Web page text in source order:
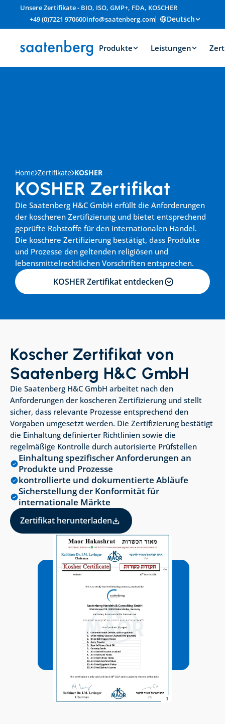
Unsere Zertifikate - BIO, ISO, GMP+, FDA, KOSCHER
+49 (0)7221 970600info@saatenberg.com Deutsch
Produkte Leistungen
Home Zertifikate KOSHER
KOSHER Zertifikat
Die Saatenberg H&C GmbH erfüllt die Anforderungen
der koscheren Zertifizierung und bietet entsprechend
geprüfte Rohstoffe für den internationalen Handel.
Die koschere Zertifizierung bestätigt, dass Produkte
und Prozesse den geltenden religiösen und
lebensmittelrechtlichen Vorschriften entsprechen.
KOSHER Zertifikat entdecken
Koscher Zertifikat von
Saatenberg H&C GmbH
Die Saatenberg H&C GmbH arbeitet nach den
Anforderungen der koscheren Zertifizierung und stellt
sicher, dass relevante Prozesse entsprechend den
Vorgaben umgesetzt werden. Die Zertifizierung bestätigt
die Einhaltung definierter Richtlinien sowie die
regelmäßige Kontrolle durch autorisierte Prüfstellen
Einhaltung spezifischer Anforderungen an
Produkte und Prozesse
kontrollierte und dokumentierte Abläufe
Sicherstellung der Konformität für
internationale Märkte
Zertifikat herunterladen